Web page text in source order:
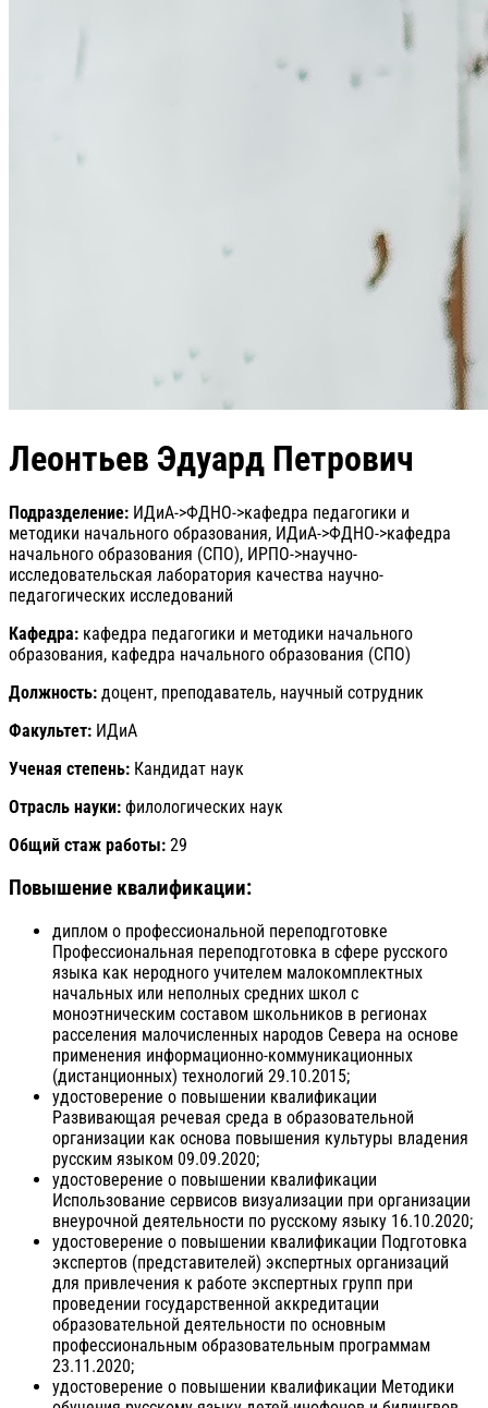
Леонтьев Эдуард Петрович
Подразделение: ИДиА->ФДНО->кафедра педагогики и
методики начального образования, ИДиА->ФДНО->кафедра
начального образования (СПО), ИРПО->научно-
исследовательская лаборатория качества научно-
педагогических исследований
Кафедра: кафедра педагогики и методики начального
образования, кафедра начального образования (СПО)
Должность: доцент, преподаватель, научный сотрудник
Факультет: ИДиА
Ученая степень: Кандидат наук
Отрасль науки: филологических наук
Общий стаж работы: 29
Повышение квалификации:
диплом о профессиональной переподготовке
Профессиональная переподготовка в сфере русского
языка как неродного учителем малокомплектных
начальных или неполных средних школ с
моноэтническим составом школьников в регионах
расселения малочисленных народов Севера на основе
применения информационно-коммуникационных
(дистанционных) технологий 29.10.2015;
удостоверение о повышении квалификации
Развивающая речевая среда в образовательной
организации как основа повышения культуры владения
русским языком 09.09.2020;
удостоверение о повышении квалификации
Использование сервисов визуализации при организации
внеурочной деятельности по русскому языку 16.10.2020;
удостоверение о повышении квалификации Подготовка
экспертов (представителей) экспертных организаций
для привлечения к работе экспертных групп при
проведении государственной аккредитации
образовательной деятельности по основным
профессиональным образовательным программам
23.11.2020;
удостоверение о повышении квалификации Методики